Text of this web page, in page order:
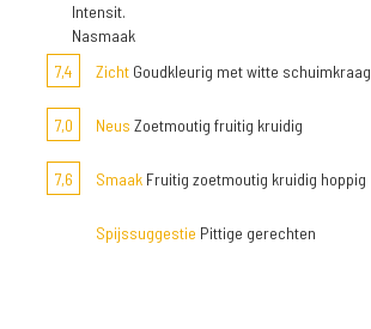
Intensit.
Nasmaak
7,4
Zicht Goudkleurig met witte schuimkraag
7,0 Neus Zoetmoutig fruitig kruidig
7,6 Smaak Fruitig zoetmoutig kruidig hoppig
Spijssuggestie Pittige gerechten